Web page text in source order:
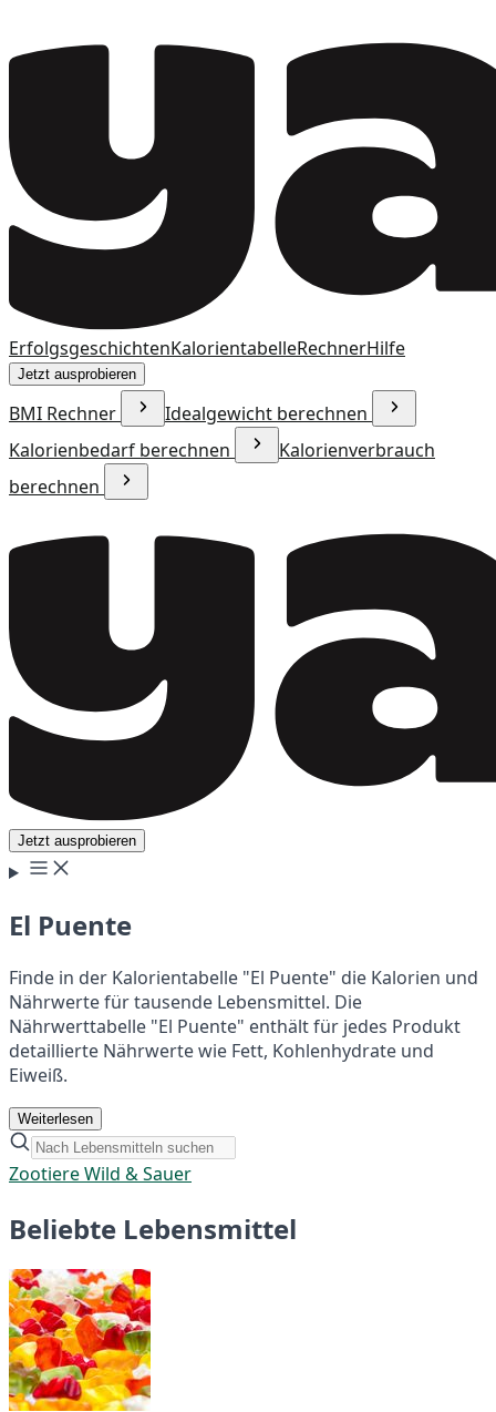
ErfolgsgeschichtenKalorientabelleRechnerHilfe
Jetzt ausprobieren
BMI Rechner
Idealgewicht berechnen
Kalorienbedarf berechnen
Kalorienverbrauch
berechnen
Jetzt ausprobieren
El Puente
Finde in der Kalorientabelle "El Puente" die Kalorien und
Nährwerte für tausende Lebensmittel. Die
Nährwerttabelle "El Puente" enthält für jedes Produkt
detaillierte Nährwerte wie Fett, Kohlenhydrate und
Eiweiß.
Weiterlesen
Zootiere Wild & Sauer
Beliebte Lebensmittel